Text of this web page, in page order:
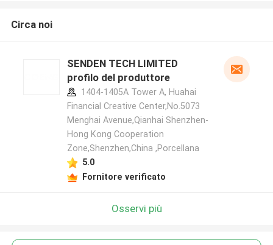
Circa noi
SENDEN TECH LIMITED
profilo del produttore
1404-1405A Tower A, Huahai
Financial Creative Center,No.5073
Menghai Avenue,Qianhai Shenzhen-
Hong Kong Cooperation
Zone,Shenzhen,China ,Porcellana
5.0
Fornitore verificato
Osservi più